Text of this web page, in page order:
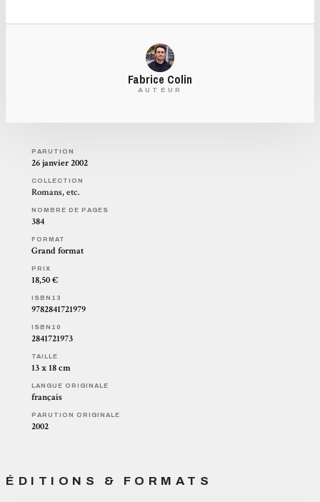
Fabrice Colin
AUTEUR
PARUTION
26 janvier 2002
COLLECTION
Romans, etc.
NOMBRE DE PAGES
384
FORMAT
Grand format
PRIX
18,50 €
ISBN13
9782841721979
ISBN10
2841721973
TAILLE
13 x 18 cm
LANGUE ORIGINALE
français
PARUTION ORIGINALE
2002
ÉDITIONS & FORMATS